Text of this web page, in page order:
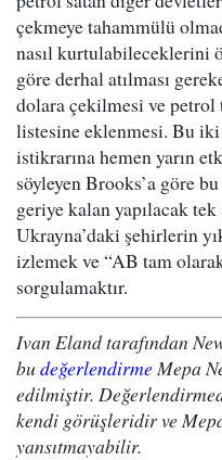
çekmeye tahammülü
nasıl kurtulabileceklerini
göre derhal atılması
dolara çekilmesi ve
listesine eklenmesi. Bu
istikrarına hemen yarın
söyleyen Brooks’a göre
geriye kalan yapılacak
Ukrayna’daki şehirlerin
izlemek ve “AB tam
sorgulamaktır.
Ivan Eland tarafından
bu değerlendirme Mepa
edilmiştir.
kendi görüşleridir ve
yansıtmayabilir.